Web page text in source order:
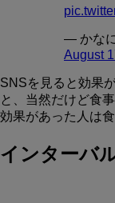
— かな
August
SNSを見ると効果
と、当然だけど食
効果があった人は
インターバ